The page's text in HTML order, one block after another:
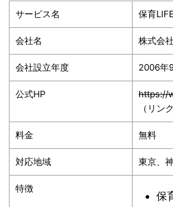
サービス名 保育LIFE
会社名 株式会
会社設立年度 2006年
公式HP
https://
（リン
料金 無料
対応地域 東京、
特徴
保